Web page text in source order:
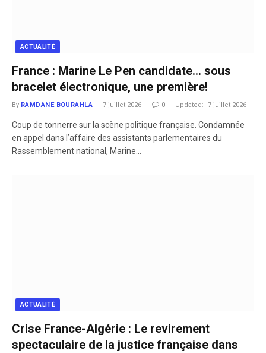
ACTUALITÉ
France : Marine Le Pen candidate… sous
bracelet électronique, une première!
By RAMDANE BOURAHLA 7 juillet 2026 0 Updated: 7 juillet 2026
​Coup de tonnerre sur la scène politique française. Condamnée
en appel dans l’affaire des assistants parlementaires du
Rassemblement national, Marine…
ACTUALITÉ
Crise France-Algérie : Le revirement
spectaculaire de la justice française dans